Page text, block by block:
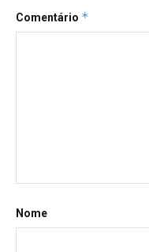
Comentário *
Nome